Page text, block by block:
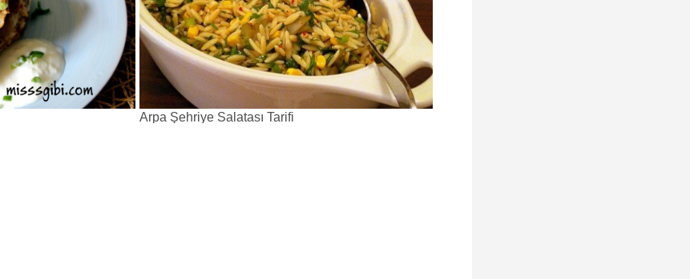
Arpa Şehriye Salatası Tarifi